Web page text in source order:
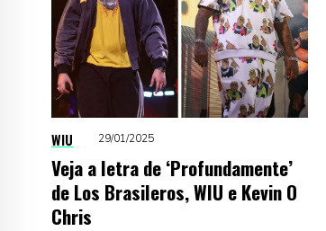
WIU 29/01/2025
Veja a letra de ‘Profundamente’
de Los Brasileros, WIU e Kevin O
Chris